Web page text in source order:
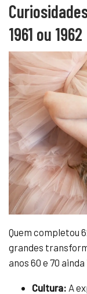
1961 ou 1962
Quem completou
grandes
anos 60 e 70
Cultura: A